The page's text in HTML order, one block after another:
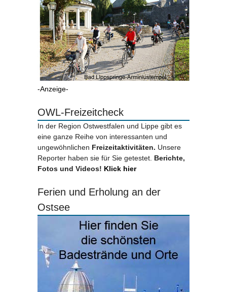
-Anzeige-
OWL-Freizeitcheck
In der Region Ostwestfalen und Lippe gibt es
eine ganze Reihe von interessanten und
ungewöhnlichen Freizeitaktivitäten. Unsere
Reporter haben sie für Sie getestet. Berichte,
Fotos und Videos! Klick hier
Ferien und Erholung an der
Ostsee